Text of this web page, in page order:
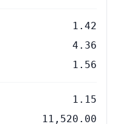
1.42
4.36
1.56
1.15
11,520.00